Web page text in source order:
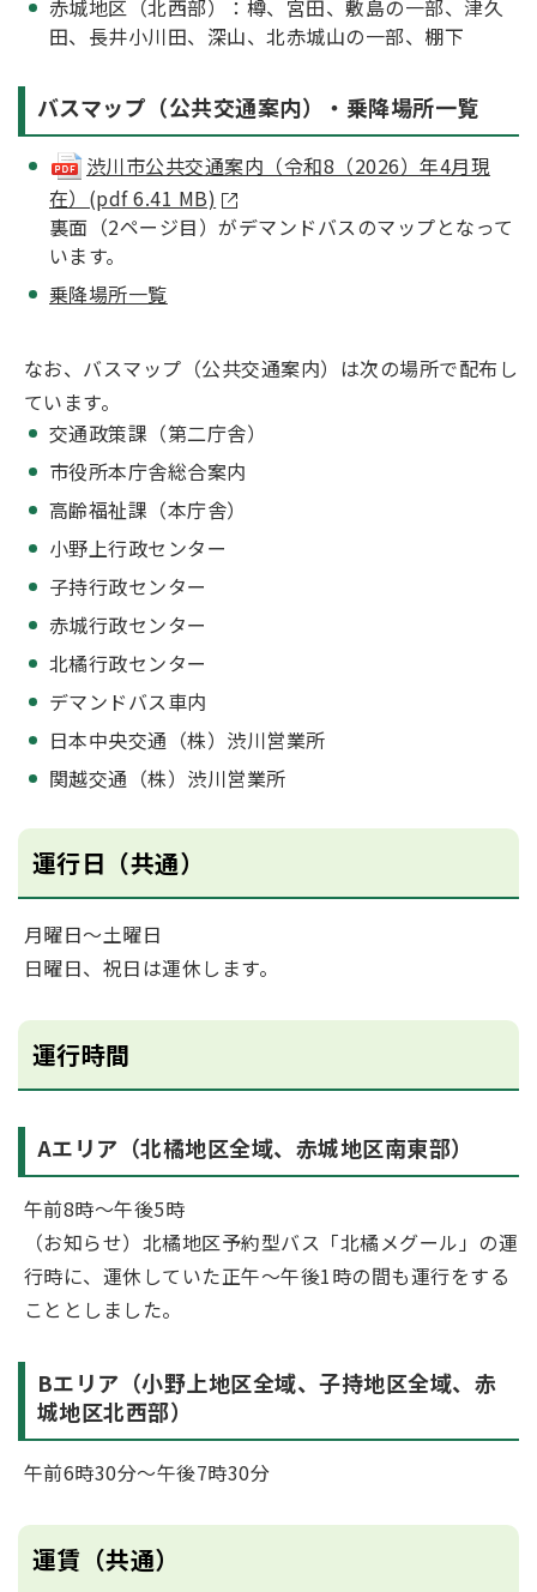
赤城地区（北西部）：樽、宮田、敷島の一部、津久
田、長井小川田、深山、北赤城山の一部、棚下
バスマップ（公共交通案内）・乗降場所一覧
渋川市公共交通案内（令和8（2026）年4月現
在）(pdf 6.41 MB)
裏面（2ページ目）がデマンドバスのマップとなって
います。
乗降場所一覧
なお、バスマップ（公共交通案内）は次の場所で配布し
ています。
交通政策課（第二庁舎）
市役所本庁舎総合案内
高齢福祉課（本庁舎）
小野上行政センター
子持行政センター
赤城行政センター
北橘行政センター
デマンドバス車内
日本中央交通（株）渋川営業所
関越交通（株）渋川営業所
運行日（共通）
月曜日～土曜日
日曜日、祝日は運休します。
運行時間
Aエリア（北橘地区全域、赤城地区南東部）
午前8時～午後5時
（お知らせ）北橘地区予約型バス「北橘メグール」の運
行時に、運休していた正午～午後1時の間も運行をする
こととしました。
Bエリア（小野上地区全域、子持地区全域、赤
城地区北西部）
午前6時30分～午後7時30分
運賃（共通）